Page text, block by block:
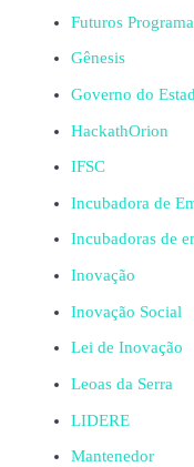
Futuros
Gênesis
Governo do
HackathOrion
IFSC
Incubadora de
Incubadoras de
Inovação
Inovação Social
Lei de Inovação
Leoas da Serra
LIDERE
Mantenedor